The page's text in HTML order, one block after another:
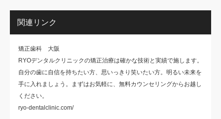
関連リンク
矯正歯科 大阪
RYOデンタルクリニックの矯正治療は確かな技術と実績で施します。
自分の歯に自信を持ちたい方、思いっきり笑いたい方。明るい未来を
手に入れましょう。まずはお気軽に、無料カウンセリングからお越し
ください。
ryo-dentalclinic.com/